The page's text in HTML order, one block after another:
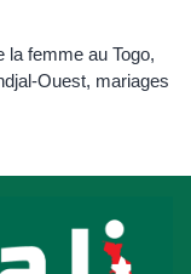
la femme au Togo,
Ouest, mariages